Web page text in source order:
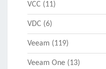
VCC (11)
VDC (6)
Veeam (119)
Veeam One (13)